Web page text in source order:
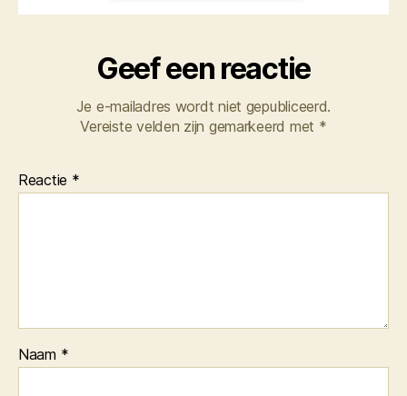
Geef een reactie
Je e-mailadres wordt niet gepubliceerd.
Vereiste velden zijn gemarkeerd met *
Reactie *
Naam *